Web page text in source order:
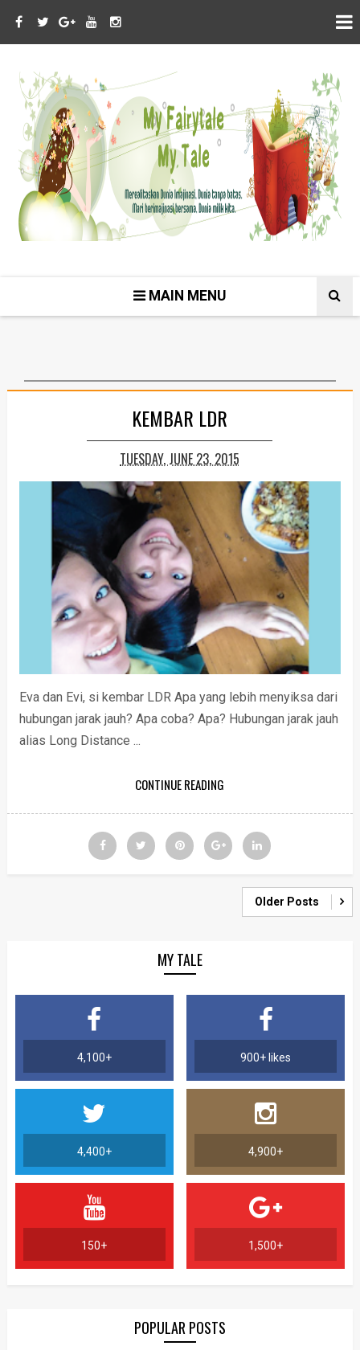
MAIN MENU
KEMBAR LDR
TUESDAY, JUNE 23, 2015
Eva dan Evi, si kembar LDR Apa yang lebih menyiksa dari
hubungan jarak jauh? Apa coba? Apa? Hubungan jarak jauh
alias Long Distance ...
CONTINUE READING
Older Posts
MY TALE
4,100+ 900+ likes
4,400+ 4,900+
150+ 1,500+
POPULAR POSTS